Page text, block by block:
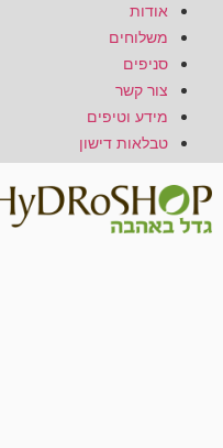
אודות
משלוחים
סניפים
צור קשר
מידע וטיפים
טבלאות דישון